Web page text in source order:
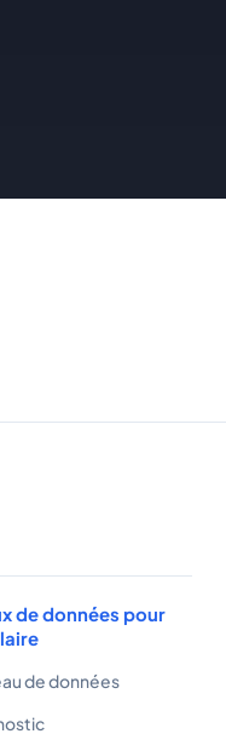
de données pour
de données